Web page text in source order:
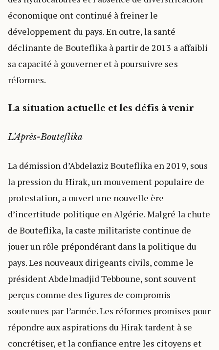
économique ont continué à freiner le
développement du pays. En outre, la santé
déclinante de Bouteflika à partir de 2013 a affaibli
sa capacité à gouverner et à poursuivre ses
réformes.
La situation actuelle et les défis à venir
L’Après-Bouteflika
La démission d’Abdelaziz Bouteflika en 2019, sous
la pression du Hirak, un mouvement populaire de
protestation, a ouvert une nouvelle ère
d’incertitude politique en Algérie. Malgré la chute
de Bouteflika, la caste militariste continue de
jouer un rôle prépondérant dans la politique du
pays. Les nouveaux dirigeants civils, comme le
président Abdelmadjid Tebboune, sont souvent
perçus comme des figures de compromis
soutenues par l’armée. Les réformes promises pour
répondre aux aspirations du Hirak tardent à se
concrétiser, et la confiance entre les citoyens et